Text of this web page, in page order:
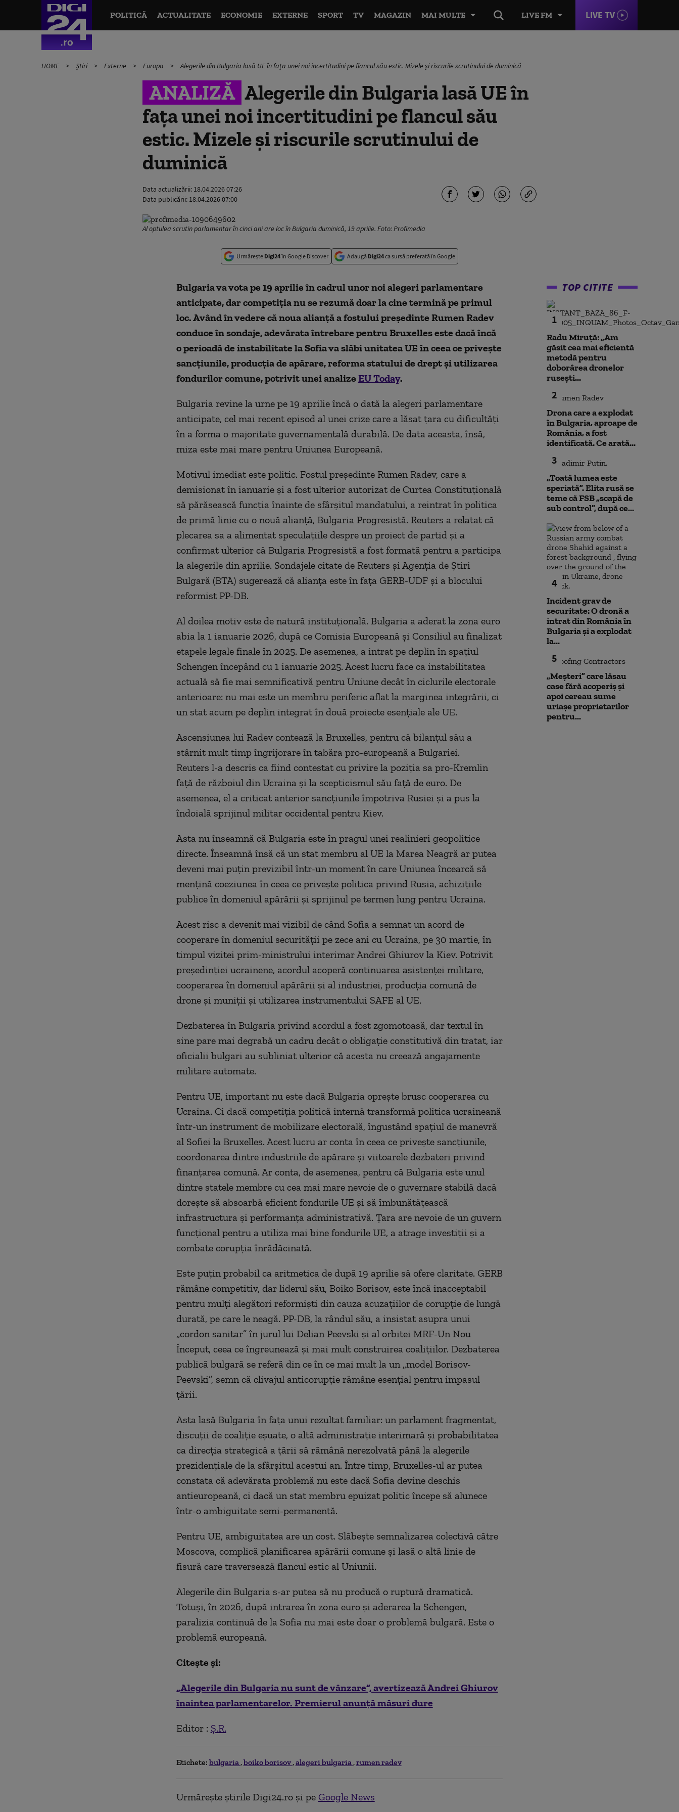
LIVE FM LIVE TV
POLITICĂ ACTUALITATE ECONOMIE EXTERNE SPORT TV MAGAZIN MAI MULTE
HOME Știri Externe Europa Alegerile din Bulgaria lasă UE în fața unei noi incertitudini pe flancul său estic. Mizele și riscurile scrutinului de duminică
ANALIZĂ Alegerile din Bulgaria lasă UE în
fața unei noi incertitudini pe flancul său
estic. Mizele și riscurile scrutinului de
duminică
Data actualizării: 18.04.2026 07:26
Data publicării: 18.04.2026 07:00
Al optulea scrutin parlamentar în cinci ani are loc în Bulgaria duminică, 19 aprilie. Foto: Profimedia
Urmărește Digi24în Google Discover Adaugă Digi24ca sursă preferată în Google
Bulgaria va vota pe 19 aprilie în cadrul unor noi alegeri parlamentare
anticipate, dar competiția nu se rezumă doar la cine termină pe primul
loc. Având în vedere că noua alianță a fostului președinte Rumen Radev
conduce în sondaje, adevărata întrebare pentru Bruxelles este dacă încă
o perioadă de instabilitate la Sofia va slăbi unitatea UE în ceea ce privește
sancțiunile, producția de apărare, reforma statului de drept și utilizarea
fondurilor comune, potrivit unei analize EU Today.
Bulgaria revine la urne pe 19 aprilie încă o dată laalegeri parlamentare
anticipate, cel mai recent episod al unei crize care a lăsat țara cu dificultăți
în a forma o majoritate guvernamentală durabilă. De data aceasta, însă,
miza este mai mare pentru Uniunea Europeană.
Motivul imediat este politic. Fostul președinte Rumen Radev, care a
demisionat în ianuarie și a fost ulterior autorizat de Curtea Constituțională
să părăsească funcția înainte de sfârșitul mandatului, a reintrat în politica
de primă linie cu o nouă alianță, Bulgaria Progresistă. Reuters a relatat că
plecarea sa a alimentat speculațiile despre un proiect de partid și a
confirmat ulterior că Bulgaria Progresistă a fost formată pentru a participa
laalegerile din aprilie. Sondajele citate de Reuters și Agenția de Știri
Bulgară (BTA) sugerează că alianța este în fața GERB-UDF și a blocului
reformist PP-DB.
Al doilea motiv este de natură instituțională. Bulgaria a aderat la zona euro
abia la 1 ianuarie 2026, după ce Comisia Europeană și Consiliul au finalizat
etapele legale finale în 2025. De asemenea, a intrat pe deplin în spațiul
Schengen începând cu 1 ianuarie 2025. Acest lucru face ca instabilitatea
actuală să fie mai semnificativă pentru Uniune decât în ​​ciclurile electorale
anterioare: nu mai este un membru periferic aflat la marginea integrării, ci
un stat acum pe deplin integrat în două proiecte esențiale ale UE.
Ascensiunea lui Radev contează la Bruxelles, pentru căbilanțul său a
stârnit mult timp îngrijorare în tabăra pro-europeană a Bulgariei.
Reuters l-a descris ca fiind contestat cu privire la poziția sa pro-Kremlin
față de războiul din Ucraina și la scepticismul său față de euro. De
asemenea, el a criticat anterior sancțiunile împotriva Rusiei și a pus la
îndoială sprijinul militar occidental pentru Kiev.
Asta nu înseamnă că Bulgaria este în pragul unei realinieri geopolitice
directe. Înseamnă însă că un stat membru al UE la Marea Neagră ar putea
deveni mai puțin previzibil într-un moment în care Uniunea încearcă să
mențină coeziunea în ceea ce privește politica privind Rusia, achizițiile
publice în domeniul apărării și sprijinul pe termen lung pentru Ucraina.
Acest risc a devenit mai vizibil de când Sofia a semnat un acord de
cooperare în domeniul securității pe zece ani cu Ucraina, pe 30 martie, în
timpul vizitei prim-ministrului interimar Andrei Ghiurov la Kiev. Potrivit
președinției ucrainene, acordul acoperă continuarea asistenței militare,
cooperarea în domeniul apărării și al industriei, producția comună de
drone și muniții și utilizarea instrumentului SAFE al UE.
Dezbaterea în Bulgaria privind acordul a fost zgomotoasă, dar textul în
sine pare mai degrabă un cadru decât o obligație constitutivă din tratat, iar
oficialii bulgari au subliniat ulterior că acesta nu creează angajamente
militare automate.
Pentru UE, important nu este dacă Bulgaria oprește brusc cooperarea cu
Ucraina. Ci dacă competiția politică internă transformă politica ucraineană
într-un instrument de mobilizare electorală, îngustând spațiul de manevră
al Sofiei la Bruxelles. Acest lucru ar conta în ceea ce privește sancțiunile,
coordonarea dintre industriile de apărare și viitoarele dezbateri privind
finanțarea comună. Ar conta, de asemenea, pentru căBulgaria este unul
dintre statele membre cu cea mai mare nevoie de o guvernare stabilă dacă
dorește să absoarbă eficient fondurile UE și să îmbunătățească
infrastructura și performanța administrativă. Țara are nevoie de un guvern
funcțional pentru a utiliza mai bine fondurile UE, a atrage investiții și a
combate corupția înrădăcinată.
Este puțin probabil ca aritmetica de după 19 aprilie să ofere claritate. GERB
rămâne competitiv, dar liderul său, Boiko Borisov, este încă inacceptabil
pentru mulți alegători reformiști din cauza acuzațiilor de corupție de lungă
durată, pe care le neagă. PP-DB, la rândul său, a insistat asupra unui
„cordon sanitar” în jurul lui Delian Peevski și al orbitei MRF-Un Nou
Început, ceea ce îngreunează și mai mult construirea coalițiilor. Dezbaterea
publică bulgară se referă din ce în ce mai mult la un „model Borisov-
Peevski”, semn că clivajul anticorupție rămâne esențial pentru impasul
țării.
Asta lasă Bulgaria în fața unui rezultat familiar: un parlament fragmentat,
discuții de coaliție eșuate, o altă administrație interimară și probabilitatea
ca direcția strategică a țării să rămână nerezolvată până la alegerile
prezidențiale de la sfârșitul acestui an. Între timp, Bruxelles-ul ar putea
constata că adevărata problemă nu este dacă Sofia devine deschis
antieuropeană, ci dacă un stat membru epuizat politic începe să alunece
într-o ambiguitate semi-permanentă.
Pentru UE, ambiguitatea are un cost. Slăbește semnalizarea colectivă către
Moscova, complică planificarea apărării comune și lasă o altă linie de
fisură care traversează flancul estic al Uniunii.
Alegerile din Bulgaria s-ar putea să nu producă o ruptură dramatică.
Totuși, în 2026, după intrarea în zona euro și aderarea la Schengen,
paralizia continuă de la Sofia nu mai este doar o problemă bulgară. Este o
problemă europeană.
Citește și:
„Alegerile din Bulgaria nu sunt de vânzare”, avertizează Andrei Ghiurov
înaintea parlamentarelor. Premierul anunță măsuri dure
Editor : Ș.R.
Etichete: bulgaria boiko borisov alegeri bulgaria rumen radev
Urmărește știrile Digi24.ro și pe Google News
TOP CITITE
1
Radu Miruță: „Am
găsit cea mai eficientă
metodă pentru
doborârea dronelor
rusești...
2
Drona care a explodat
în Bulgaria, aproape de
România, a fost
identificată. Ce arată...
3
„Toată lumea este
speriată”. Elita rusă se
teme că FSB „scapă de
sub control”, după ce...
4
Incident grav de
securitate: O dronă a
intrat din România în
Bulgaria şi a explodat
la...
5
„Meșteri” care lăsau
case fără acoperiș și
apoi cereau sume
uriașe proprietarilor
pentru...